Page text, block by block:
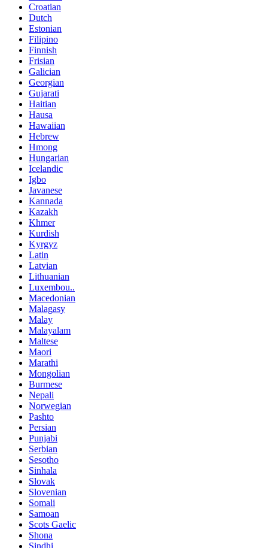
Croatian
Dutch
Estonian
Filipino
Finnish
Frisian
Galician
Georgian
Gujarati
Haitian
Hausa
Hawaiian
Hebrew
Hmong
Hungarian
Icelandic
Igbo
Javanese
Kannada
Kazakh
Khmer
Kurdish
Kyrgyz
Latin
Latvian
Lithuanian
Luxembou..
Macedonian
Malagasy
Malay
Malayalam
Maltese
Maori
Marathi
Mongolian
Burmese
Nepali
Norwegian
Pashto
Persian
Punjabi
Serbian
Sesotho
Sinhala
Slovak
Slovenian
Somali
Samoan
Scots Gaelic
Shona
Sindhi